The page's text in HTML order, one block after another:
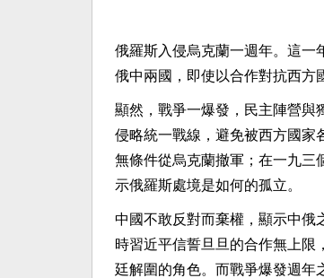
俄羅斯入侵烏克蘭一週年。這一
俄中兩國，即使以合作對抗西方
顯然，戰爭一爆發，民主陣營與
侵略統一戰線，避免被西方國家
無條件從烏克蘭撤軍；在一九三
示俄羅斯處境是如何的孤立。
中國不敢反對而棄權，顯示中俄
時習近平信誓旦旦的合作無上限
廷解圍的角色。而戰爭爆發週年